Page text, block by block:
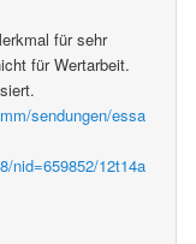
für sehr
für Wertarbeit.
sendungen/essa
nid=659852/12t14a